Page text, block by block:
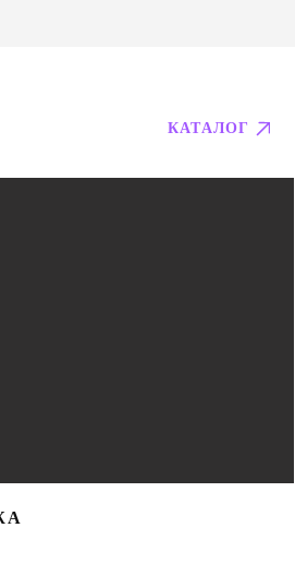
КАТАЛОГ